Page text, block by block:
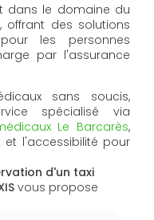
dans le domaine du
, offrant des solutions
les personnes
par l'assurance
sans soucis,
spécialisé via
Le Barcarès,
l'accessibilité pour
d'un taxi
vous propose